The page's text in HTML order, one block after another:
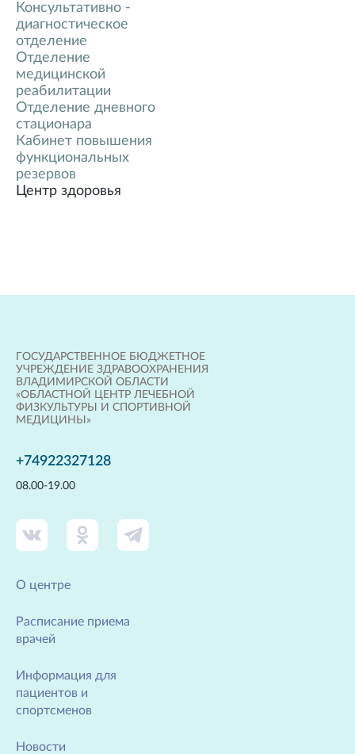
Консультативно -
диагностическое
отделение
Отделение
медицинской
реабилитации
Отделение дневного
стационара
Кабинет повышения
функциональных
резервов
Центр здоровья
ГОСУДАРСТВЕННОЕ БЮДЖЕТНОЕ
УЧРЕЖДЕНИЕ ЗДРАВООХРАНЕНИЯ
ВЛАДИМИРСКОЙ ОБЛАСТИ
«ОБЛАСТНОЙ ЦЕНТР ЛЕЧЕБНОЙ
ФИЗКУЛЬТУРЫ И СПОРТИВНОЙ
МЕДИЦИНЫ»
+74922327128
08.00-19.00
О центре
Расписание приема
врачей
Информация для
пациентов и
спортсменов
Новости